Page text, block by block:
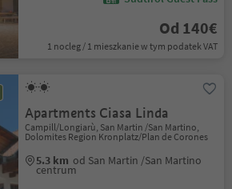
Od 140€
1 nocleg / 1 mieszkanie w tym podatek VAT
Apartments Ciasa Linda
Campill/Longiarù, San Martin /San Martino,
Dolomites Region Kronplatz/Plan de Corones
5.3 km od San Martin /San Martino
centrum